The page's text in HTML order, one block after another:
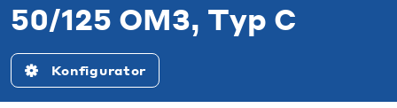
50/125 OM3, Typ C
Konfigurator